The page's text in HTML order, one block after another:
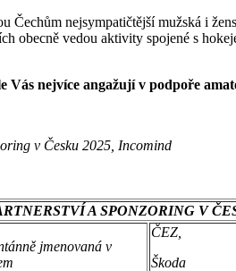
Čechům nejsympatičtější mužská i
obecně vedou aktivity spojené s
Vás nejvíce angažují v podpoře
v Česku 2025, Incomind
A SPONZORING V
jmenovaná v
ČEZ,
Škoda